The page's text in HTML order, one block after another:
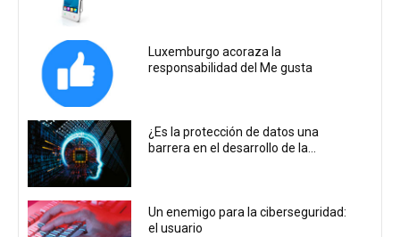
Luxemburgo acoraza la
responsabilidad del Me gusta
¿Es la protección de datos una
barrera en el desarrollo de la...
Un enemigo para la ciberseguridad:
el usuario